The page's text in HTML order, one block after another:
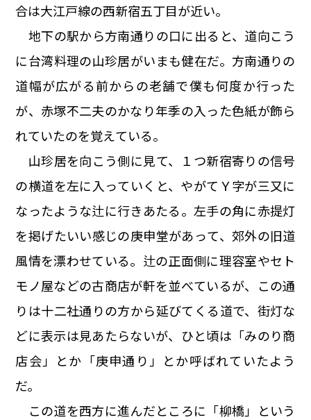
合は大江戸線の西新宿五丁目が近い。
地下の駅から方南通りの口に出ると、道向こう
に台湾料理の山珍居がいまも健在だ。方南通りの
道幅が広がる前からの老舗で僕も何度か行った
が、赤塚不二夫のかなり年季の入った色紙が飾ら
れていたのを覚えている。
山珍居を向こう側に見て、１つ新宿寄りの信号
の横道を左に入っていくと、やがてＹ字が三又に
なったような辻に行きあたる。左手の角に赤提灯
を掲げたいい感じの庚申堂があって、郊外の旧道
風情を漂わせている。辻の正面側に理容室やセト
モノ屋などの古商店が軒を並べているが、この通
りは十二社通りの方から延びてくる道で、街灯な
どに表示は見あたらないが、ひと頃は「みのり商
店会」とか「庚申通り」とか呼ばれていたよう
だ。
この道を西方に進んだところに「柳橋」という